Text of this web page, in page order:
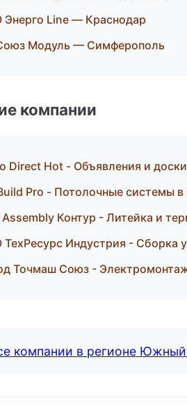
Line — Краснодар
Модуль — Симферополь
компании
Direct Hot - Объявления и
Pro - Потолочные системы
Контур - Литейка и
Индустрия - Сборка
Точмаш Союз -
компании в регионе